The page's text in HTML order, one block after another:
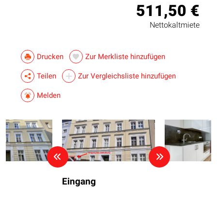
511,50 €
Nettokaltmiete
Drucken Zur Merkliste hinzufügen
Teilen Zur Vergleichsliste hinzufügen
Melden
Eingang